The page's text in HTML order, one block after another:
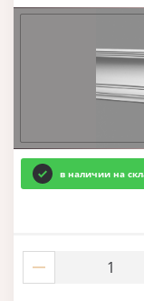
в наличии на